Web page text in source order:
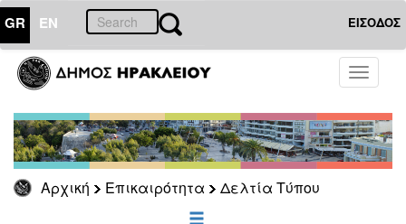
GR EN ΕΙΣΟΔΟΣ
Toggle
Αρχική Επικαιρότητα Δελτία Τύπου
ΕΠΙΚΑΙΡΟΤΗΤΑ
Τύπου
Αρχείο